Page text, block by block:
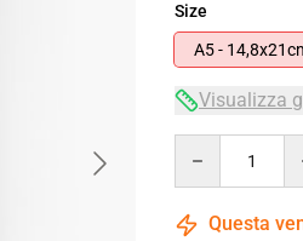
Size
A5 -
Visualizza
Questa